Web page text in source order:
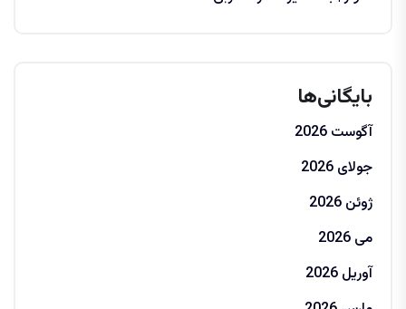
بایگانی‌ها
آگوست 2026
جولای 2026
ژوئن 2026
می 2026
آوریل 2026